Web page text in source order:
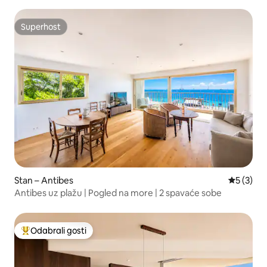
Superhost
Superhost
Stan – Antibes
5 (3)
Antibes uz plažu | Pogled na more | 2 spavaće sobe
Među najviše rangiranima s oznakom „Odabrali gosti”
Odabrali gosti